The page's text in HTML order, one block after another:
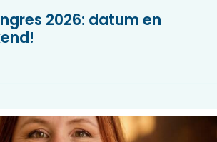
2026: datum en